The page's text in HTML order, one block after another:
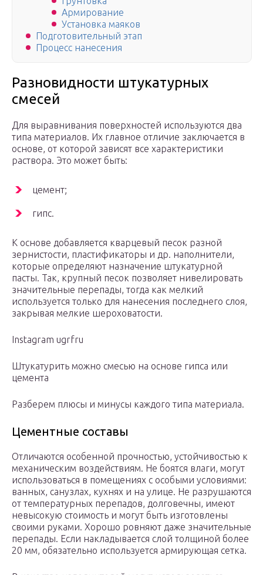
Армирование
Установка маяков
Подготовительный этап
Процесс нанесения
Разновидности штукатурных
смесей
Для выравнивания поверхностей используются два
типа материалов. Их главное отличие заключается в
основе, от которой зависят все характеристики
раствора. Это может быть:
цемент;
гипс.
К основе добавляется кварцевый песок разной
зернистости, пластификаторы и др. наполнители,
которые определяют назначение штукатурной
пасты. Так, крупный песок позволяет нивелировать
значительные перепады, тогда как мелкий
используется только для нанесения последнего слоя,
закрывая мелкие шероховатости.
Instagram ugrfru
Штукатурить можно смесью на основе гипса или
цемента
Разберем плюсы и минусы каждого типа материала.
Цементные составы
Отличаются особенной прочностью, устойчивостью к
механическим воздействиям. Не боятся влаги, могут
использоваться в помещениях с особыми условиями:
ванных, санузлах, кухнях и на улице. Не разрушаются
от температурных перепадов, долговечны, имеют
невысокую стоимость и могут быть изготовлены
своими руками. Хорошо ровняют даже значительные
перепады. Если накладывается слой толщиной более
20 мм, обязательно используется армирующая сетка.